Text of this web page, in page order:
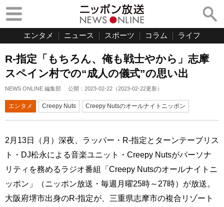
エンタメ ニュース スポーツ コラム ライフ
R-指定「もちろん、俺も戦士やから」志摩
スペイン村での“成人の儀式”の思い出
NEWS ONLINE 編集部 公開： 2023-02-22 （2023-02-22更新）
エンタメ Creepy Nuts Creepy Nutsのオールナイトニッポン
2月13日（月）深夜、ラッパー・R-指定とターンテーブリス
ト・DJ松永による音楽ユニット・Creepy Nutsがパーソナ
リティを務めるラジオ番組「Creepy Nutsのオールナイトニ
ッポン」（ニッポン放送・毎週月曜25時～27時）が放送。
大阪府堺市出身のR-指定が、三重県志摩市の複合リゾート